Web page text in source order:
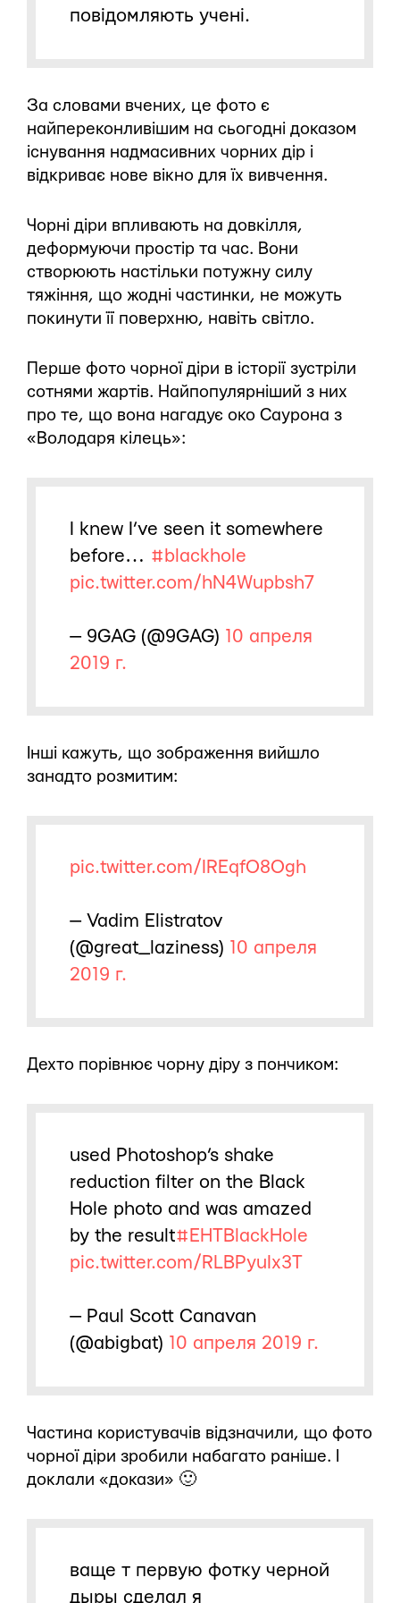
повідомляють учені.
За словами вчених, це фото є
найпереконливішим на сьогодні доказом
існування надмасивних чорних дір і
відкриває нове вікно для їх вивчення.
Чорні діри впливають на довкілля,
деформуючи простір та час. Вони
створюють настільки потужну силу
тяжіння, що жодні частинки, не можуть
покинути її поверхню, навіть світло.
Перше фото чорної діри в історії зустріли
сотнями жартів. Найпопулярніший з них
про те, що вона нагадує око Саурона з
«Володаря кілець»:
I knew I’ve seen it somewhere
before… #blackhole
pic.twitter.com/hN4Wupbsh7
— 9GAG (@9GAG) 10 апреля
2019 г.
Інші кажуть, що зображення вийшло
занадто розмитим:
pic.twitter.com/IREqfO8Ogh
— Vadim Elistratov
(@great_laziness) 10 апреля
2019 г.
Дехто порівнює чорну діру з пончиком:
used Photoshop’s shake
reduction filter on the Black
Hole photo and was amazed
by the result#EHTBlackHole
pic.twitter.com/RLBPyuIx3T
— Paul Scott Canavan
(@abigbat) 10 апреля 2019 г.
Частина користувачів відзначили, що фото
чорної діри зробили набагато раніше. І
доклали «докази» 🙂
ваще т первую фотку черной
дыры сделал я